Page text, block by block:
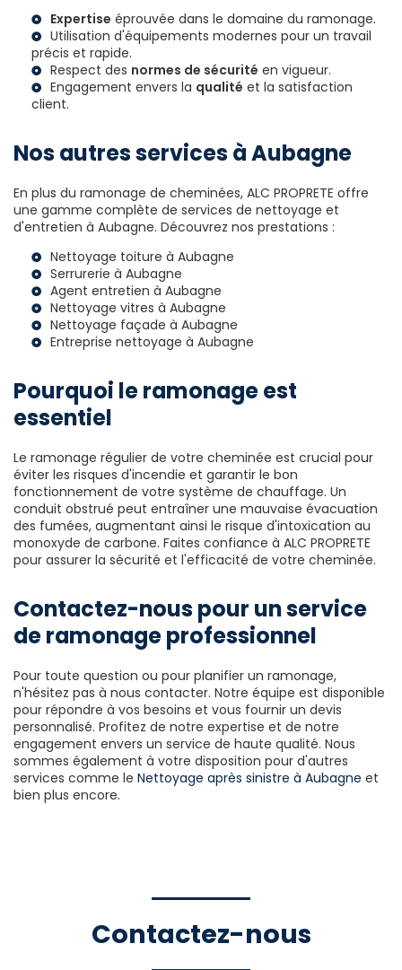
Expertise éprouvée dans le domaine du ramonage.
Utilisation d'équipements modernes pour un travail
précis et rapide.
Respect des normes de sécurité en vigueur.
Engagement envers la qualité et la satisfaction
client.
Nos autres services à Aubagne
En plus du ramonage de cheminées, ALC PROPRETE offre
une gamme complète de services de nettoyage et
d'entretien à Aubagne. Découvrez nos prestations :
Nettoyage toiture à Aubagne
Serrurerie à Aubagne
Agent entretien à Aubagne
Nettoyage vitres à Aubagne
Nettoyage façade à Aubagne
Entreprise nettoyage à Aubagne
Pourquoi le ramonage est
essentiel
Le ramonage régulier de votre cheminée est crucial pour
éviter les risques d'incendie et garantir le bon
fonctionnement de votre système de chauffage. Un
conduit obstrué peut entraîner une mauvaise évacuation
des fumées, augmentant ainsi le risque d'intoxication au
monoxyde de carbone. Faites confiance à ALC PROPRETE
pour assurer la sécurité et l'efficacité de votre cheminée.
Contactez-nous pour un service
de ramonage professionnel
Pour toute question ou pour planifier un ramonage,
n'hésitez pas à nous contacter. Notre équipe est disponible
pour répondre à vos besoins et vous fournir un devis
personnalisé. Profitez de notre expertise et de notre
engagement envers un service de haute qualité. Nous
sommes également à votre disposition pour d'autres
services comme le Nettoyage après sinistre à Aubagne et
bien plus encore.
Contactez-nous